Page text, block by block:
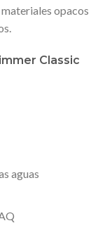
opacos
Classic
aguas